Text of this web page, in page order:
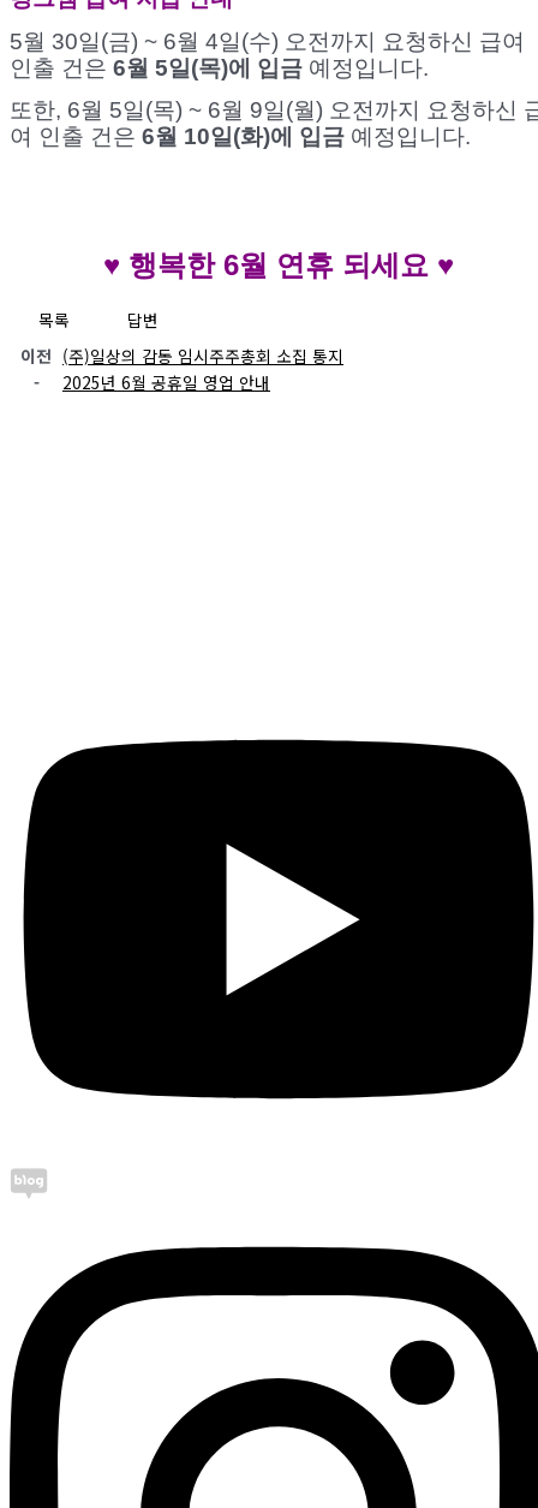
5월 30일(금) ~ 6월 4일(수) 오전까지 요청하신 급여
인출 건은 6월 5일(목)에 입금 예정입니다.
또한, 6월 5일(목) ~ 6월 9일(월) 오전까지 요청하신
여 인출 건은 6월 10일(화)에 입금 예정입니다.
♥ 행복한 6월 연휴 되세요 ♥
목록
답변
이전 (주)일상의 감동 임시주주총회 소집 통지
-
2025년 6월 공휴일 영업 안내